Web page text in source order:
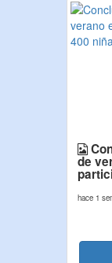
de
hace 1